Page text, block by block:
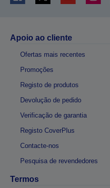
Apoio ao cliente
Ofertas mais recentes
Promoções
Registo de produtos
Devolução de pedido
Verificação de garantia
Registo CoverPlus
Contacte-nos
Pesquisa de revendedores
Termos